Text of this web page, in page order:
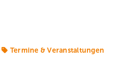
Termine & Veranstaltungen